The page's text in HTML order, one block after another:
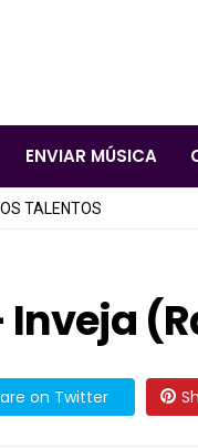
ENVIAR MÚSICA
TALENTOS
Inveja
on Twitter